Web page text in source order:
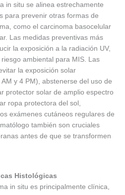
in situ se alinea estrechamente
para prevenir otras formas de
como el carcinoma basocelular
Las medidas preventivas más
la exposición a la radiación UV,
ambiental para MIS. Las
la exposición solar
y 4 PM), abstenerse del uso de
protector solar de amplio espectro
ropa protectora del sol,
exámenes cutáneos regulares de
también son cruciales
antes de que se transformen
Histológicas
in situ es principalmente clínica,